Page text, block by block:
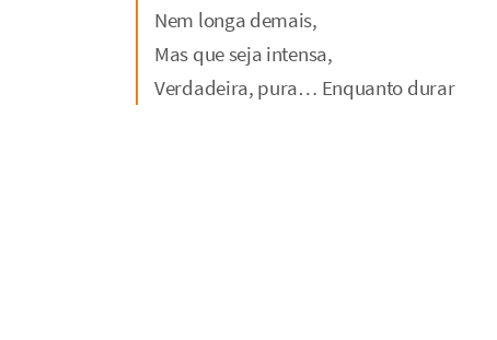
Nem longa demais,
Mas que seja intensa,
Verdadeira, pura… Enquanto durar